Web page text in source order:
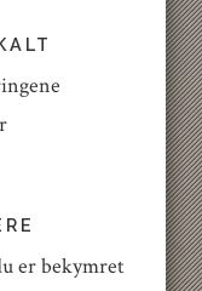
er bekymret